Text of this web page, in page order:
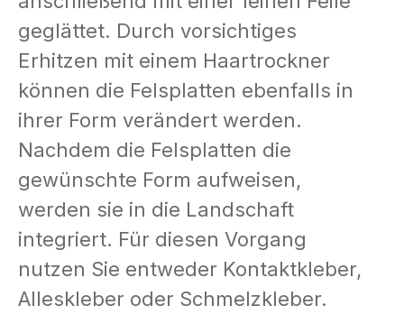
geglättet. Durch vorsichtiges
Erhitzen mit einem Haartrockner
können die Felsplatten ebenfalls in
ihrer Form verändert werden.
Nachdem die Felsplatten die
gewünschte Form aufweisen,
werden sie in die Landschaft
integriert. Für diesen Vorgang
nutzen Sie entweder Kontaktkleber,
Alleskleber oder Schmelzkleber.